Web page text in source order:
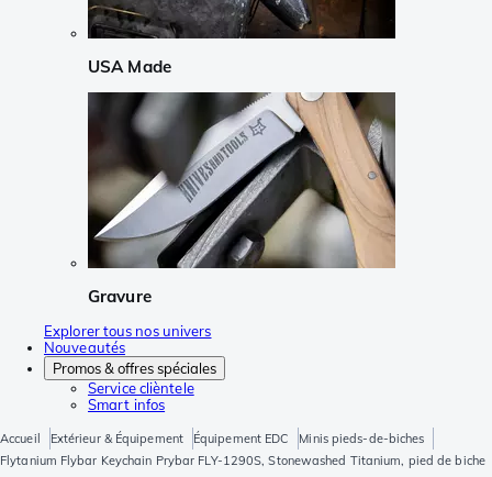
USA Made
Gravure
Explorer tous nos univers
Nouveautés
Promos & offres spéciales
Service clièntele
Smart infos
Accueil Extérieur & Équipement Équipement EDC
Minis pieds-de-biches
Flytanium Flybar Keychain Prybar FLY-1290S, Stonewashed Titanium, pied de biche